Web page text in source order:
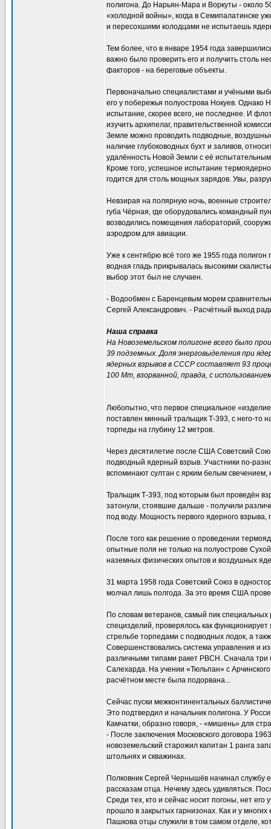
полигона. До Нарьян-Мара и Воркуты - около
«холодной войны», когда в Семипалатинске
и пересохшими колодцами не испытаешь
Тем более, что в январе 1954 года
важно было проверить его и получить столь
факторов - на береговые объекты.
Первоначально специалистами и учёными
его у побережья полуострова Нокуев. Однако
испытание, скорее всего, не последнее. И
изучить архипелаг, правительственной
Земле можно проводить подводные,
наличие глубоководных бухт и заливов,
удалённость Новой Земли с её
Кроме того, успешное испытание
годится для столь мощных зарядов. Увы,
Невзирая на полярную ночь, военные
губа Чёрная, где оборудовались командный
возводились помещения лабораторий,
аэродром для авиации.
Уже к сентябрю всё того же 1955 года
водная гладь прикрывалась высокими
выбор этот был не случаен.
- Водообмен с Баренцевым морем
Сергей Александрович. - Расчётный выход
Наша справка
На Новоземельском полигоне всего было
39 подземных. Доля энерговыделения при
ядерных взрывов в СССР составляет 93
100 Мт, взорванной, правда, с
Любопытно, что первое специальное
поставлен минный тральщик Т-393, с него-то
торпеды на глубину 12 метров.
Через десятилетие после США Советский
подводный ядерный взрыв. Участники по-
вспоминают султан с ярким белым свечением,
Тральщик Т-393, под которым был проведён
затонули, стоявшие дальше - получили
под воду. Мощность первого ядерного
После того как решение о проведении
опытные поля не только на полуострове
наземных физических опытов и воздушных
31 марта 1958 года Советский Союз в
молчал лишь полгода. За это время США
По словам ветеранов, самый пик
специзделий, проверялось как
стрельбе торпедами с подводных лодок, а
Совершенствовались система управления и
различными типами ракет РВСН. Сначала три
Салехарда. На учении «Тюльпан» с
расчётном месте была подорвана...
Сейчас пуски межконтинентальных
Это подтвердил и начальник полигона. У
Камчатки, образно говоря, - «мишень» для
- После заключения Московского договора
новоземельский старожил капитан 1 ранга
штольнях и скважинах.
Полковник Сергей Чернышёв начинал службу
рассказам отца. Нечему здесь удивляться.
Среди тех, кто и сейчас носит погоны, нет
прошло в закрытых гарнизонах. Как и у
Пашкова отцы служили в том самом отделе,